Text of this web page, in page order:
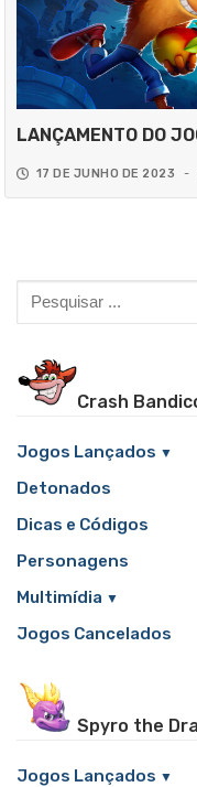
LANÇAMENTO DO
17 DE JUNHO DE 2023 -
Pesquisar
por:
Crash
Jogos Lançados
Detonados
Dicas e Códigos
Personagens
Multimídia
Jogos Cancelados
Spyro the
Jogos Lançados